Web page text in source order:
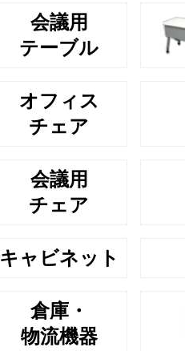
会議用
テーブル
オフィス
チェア
会議用
チェア
キャビネット
倉庫・
物流機器